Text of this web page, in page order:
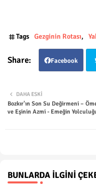
Tags Gezginin Rotası
Facebook
DAHA ESKI
Bozkır'ın Son Su Değirmeni –
ve Eşinin Azmi - Emeğin
BUNLARDA İLGINI